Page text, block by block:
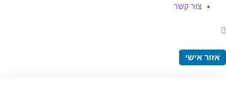
צור קשר
אזור אישי